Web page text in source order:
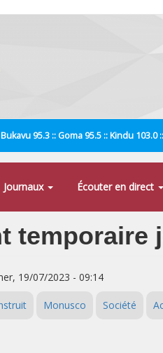
95.3 :: Goma 95.5 :: Kindu
Journaux Écouter en direct
temporaire
19/07/2023 - 09:14
Monusco Société